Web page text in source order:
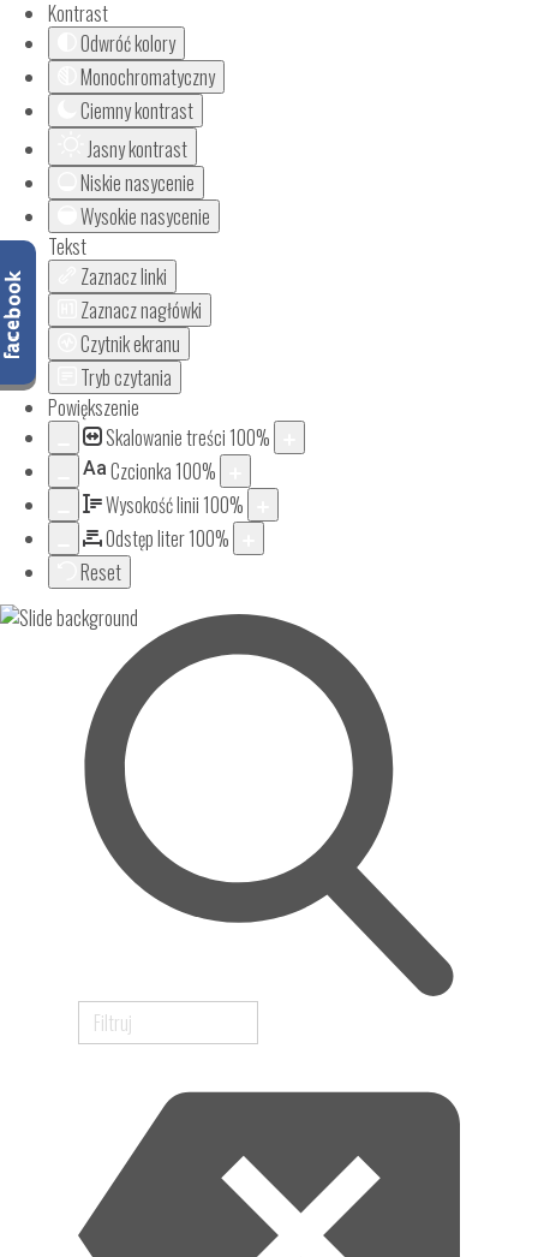
Kontrast
Odwróć kolory
Monochromatyczny
Ciemny kontrast
Jasny kontrast
Niskie nasycenie
Wysokie nasycenie
Tekst
Zaznacz linki
Zaznacz nagłówki
Czytnik ekranu
Tryb czytania
Powiększenie
Skalowanie treści 100%
Aa Czcionka 100%
Wysokość linii 100%
Odstęp liter100%
Reset